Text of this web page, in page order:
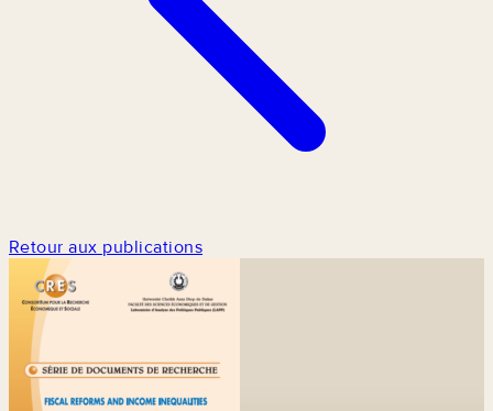
Retour aux publications